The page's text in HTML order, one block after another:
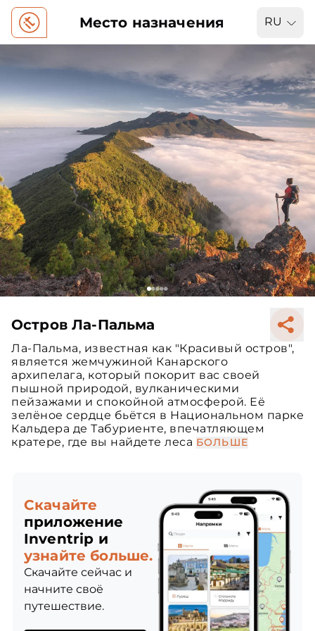
Место назначения RU
Остров Ла-Пальма
Ла-Пальма, известная как "Красивый остров",
является жемчужиной Канарского
архипелага, который покорит вас своей
пышной природой, вулканическими
пейзажами и спокойной атмосферой. Её
зелёное сердце бьётся в Национальном парке
Кальдера де Табуриенте, впечатляющем
кратере, где вы найдете леса БОЛЬШЕ
Скачайте
приложение
Inventrip и
узнайте больше.
Скачайте сейчас и
начните своё
путешествие.